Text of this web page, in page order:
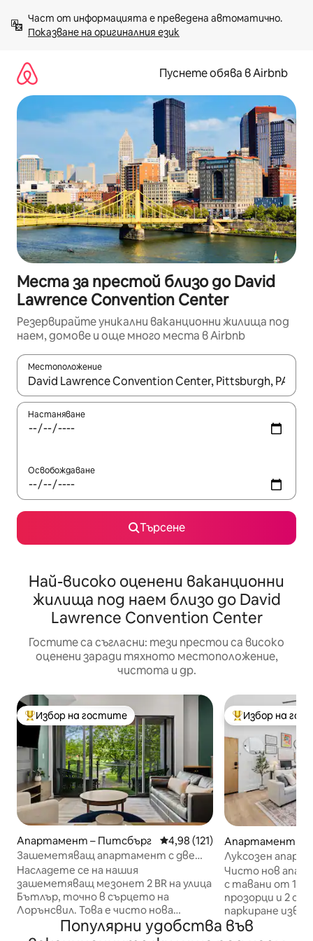
към
съдържанието
Показване на оригиналния език
Пуснете обява в Airbnb
Места за престой близо до David
Lawrence Convention Center
Резервирайте уникални ваканционни жилища под
наем, домове и още много места в Airbnb
Местоположение
Когато резултатите се покажат, използвайте
Настаняване
Освобождаване
Търсене
Най-високо оценени ваканционни
жилища под наем близо до David
Lawrence Convention Center
Гостите са съгласни: тези престои са високо
оценени заради тяхното местоположение,
чистота и др.
Най-популярен избор на гостите
Избор на гостите
Апартамент – Питсбърг Средна оценка: 4,98 от 5,
4,98 (121)
Зашеметяващ апартамент с две
двойни спални с тераса на покрива
Насладете се на нашия
зашеметяващ мезонет 2 BR на улица
Бътлър, точно в сърцето на
Лорънсвил. Това е чисто нова
строителна сграда през 2025 г. Само
на няколко крачки от няколко
Най-популярен
Избор на
Апартамент –
Луксозен
голямо двойно
Чисто нов
с тавани от 17
прозорци и 2
паркиране извън
апартамент с
пресечка от
Популярни удобства във